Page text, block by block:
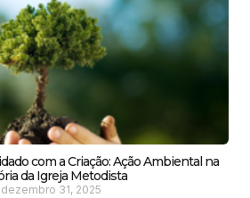
com a Criação: Ação Ambiental na
da Igreja Metodista
dezembro 31, 2025